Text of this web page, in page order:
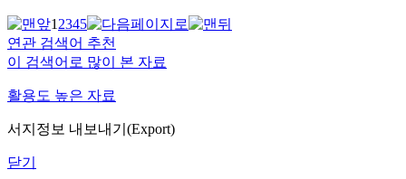
12345
연관 검색어 추천
이 검색어로 많이 본 자료
활용도 높은 자료
서지정보 내보내기(Export)
닫기